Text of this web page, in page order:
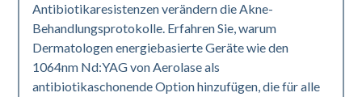
Antibiotikaresistenzen verändern die Akne-
Behandlungsprotokolle. Erfahren Sie, warum
Dermatologen energiebasierte Geräte wie den
1064nm Nd:YAG von Aerolase als
antibiotikaschonende Option hinzufügen, die für alle